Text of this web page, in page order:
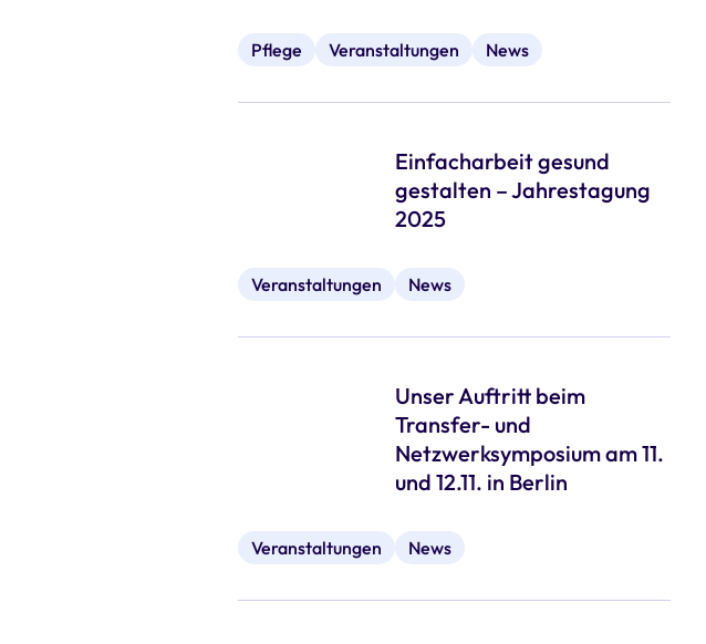
Pflege Veranstaltungen News
Einfacharbeit gesund
gestalten – Jahrestagung
2025
Veranstaltungen News
Unser Auftritt beim
Transfer- und
Netzwerksymposium am 11.
und 12.11. in Berlin
Veranstaltungen News